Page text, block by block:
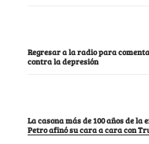
Regresar a la radio para
contra la depresión
La casona más de 100 años de
Petro afinó su cara a cara con